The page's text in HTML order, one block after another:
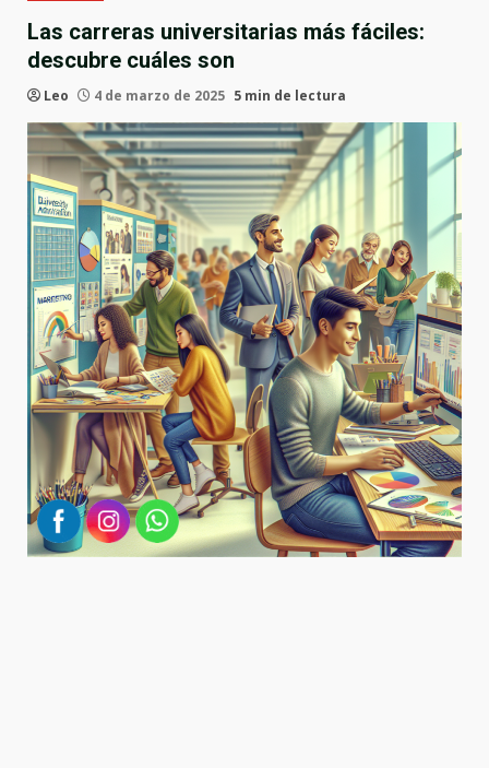
Las carreras universitarias más fáciles:
descubre cuáles son
Leo 4 de marzo de 2025 5 min de lectura